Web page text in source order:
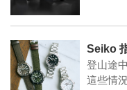
Seiko
登山途
這些情